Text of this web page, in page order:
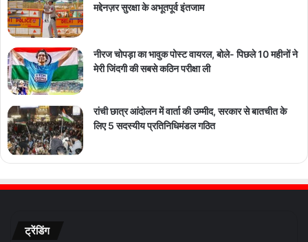
मद्देनज़र सुरक्षा के अभूतपूर्व इंतजाम
नीरज चोपड़ा का भावुक पोस्ट वायरल, बोले- पिछले 10 महीनों ने
मेरी जिंदगी की सबसे कठिन परीक्षा ली
रांची छात्र आंदोलन में वार्ता की उम्मीद, सरकार से बातचीत के
लिए 5 सदस्यीय प्रतिनिधिमंडल गठित
ट्रेंडिंग